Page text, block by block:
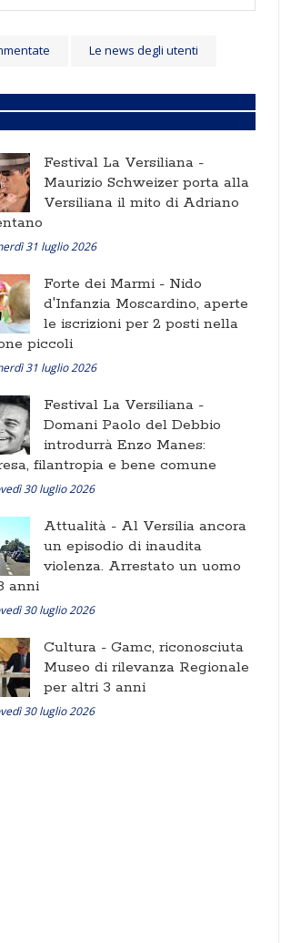
Le news degli utenti
Festival La Versiliana -
Maurizio Schweizer porta alla
Versiliana il mito di Adriano
31 luglio 2026
Forte dei Marmi - Nido
d'Infanzia Moscardino, aperte
le iscrizioni per 2 posti nella
piccoli
31 luglio 2026
Festival La Versiliana -
Domani Paolo del Debbio
introdurrà Enzo Manes:
filantropia e bene comune
30 luglio 2026
Attualità - Al Versilia ancora
un episodio di inaudita
violenza. Arrestato un uomo
anni
30 luglio 2026
Cultura - Gamc, riconosciuta
Museo di rilevanza Regionale
per altri 3 anni
30 luglio 2026